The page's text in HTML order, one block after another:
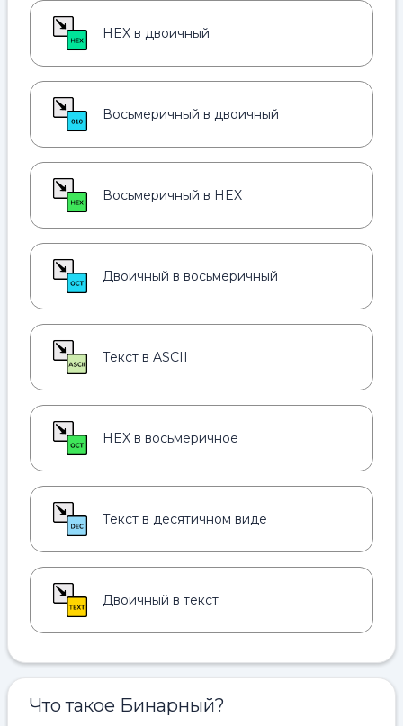
HEX в двоичный
Восьмеричный в двоичный
Восьмеричный в HEX
Двоичный в восьмеричный
Текст в ASCII
HEX в восьмеричное
Текст в десятичном виде
Двоичный в текст
Что такое Бинарный?